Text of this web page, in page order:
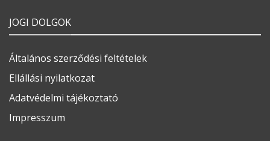
JOGI DOLGOK
Általános szerződési feltételek
Ellállási nyilatkozat
Adatvédelmi tájékoztató
Impresszum